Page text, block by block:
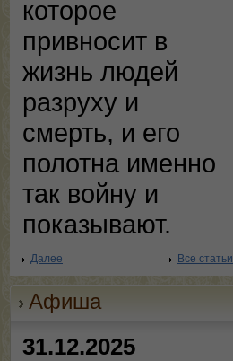
которое
привносит в
жизнь людей
разруху и
смерть, и его
полотна именно
так войну и
показывают.
Далее Все статьи
Афиша
31.12.2025